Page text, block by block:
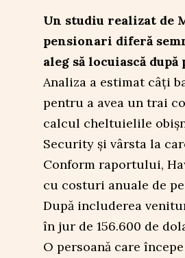
Un studiu realizat de
pensionari diferă
aleg să locuiască
Analiza a estimat câți
pentru a avea un trai
calcul cheltuielile
Security și vârsta la
Conform raportului,
cu costuri anuale de
După includerea
în jur de 156.600 de
O persoană care